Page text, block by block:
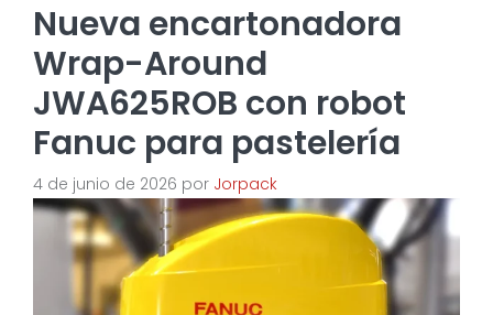
Nueva encartonadora
Wrap-Around
JWA625ROB con robot
Fanuc para pastelería
4 de junio de 2026 por Jorpack